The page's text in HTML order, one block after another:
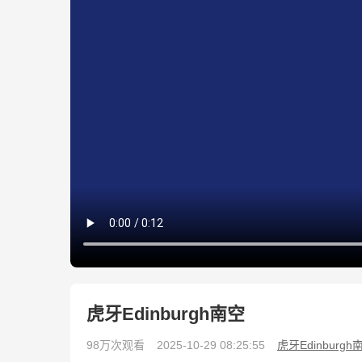
虎牙Edinburgh南空
98万次观看 2025-10-29 08:25:55 虎牙Edinburgh